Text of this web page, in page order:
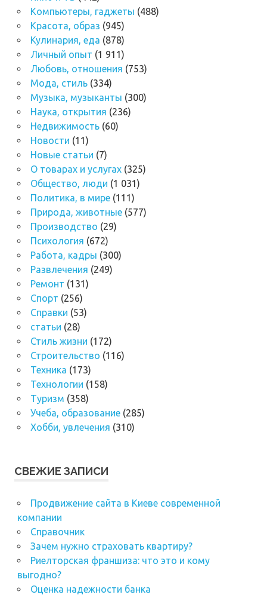
Компьютеры, гаджеты (488)
Красота, образ (945)
Кулинария, еда (878)
Личный опыт (1 911)
Любовь, отношения (753)
Мода, стиль(334)
Музыка, музыканты (300)
Наука, открытия (236)
Недвижимость(60)
Новости (11)
Новые статьи (7)
О товарах и услугах(325)
Общество, люди (1 031)
Политика, в мире(111)
Природа, животные(577)
Производство (29)
Психология (672)
Работа, кадры (300)
Развлечения (249)
Ремонт (131)
Спорт (256)
Справки (53)
статьи (28)
Стиль жизни (172)
Строительство (116)
Техника (173)
Технологии (158)
Туризм (358)
Учеба, образование(285)
Хобби, увлечения (310)
СВЕЖИЕ ЗАПИСИ
Продвижение сайта в Киеве современной
компании
Справочник
Зачем нужно страховать квартиру?
Риелторская франшиза: что это и кому
выгодно?
Оценка надежности банка